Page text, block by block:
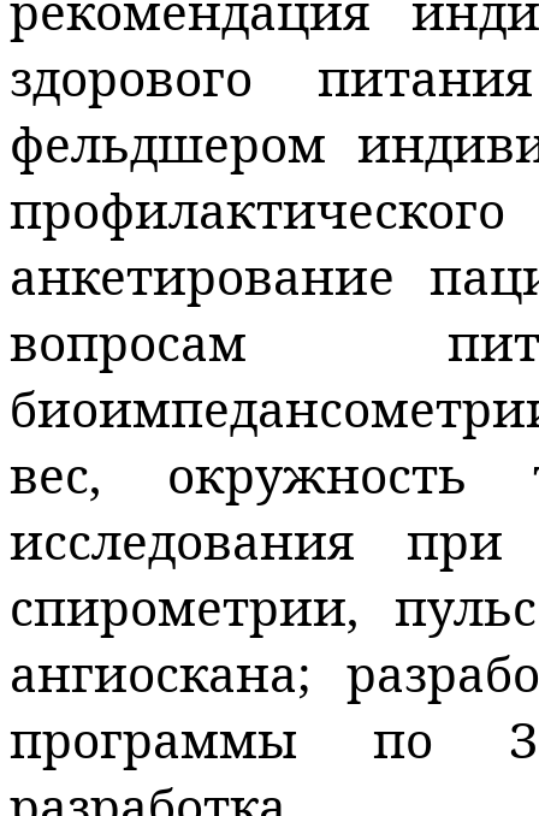
здорового
фельдшером
анкетирование
вопросам
вес, окружность
исследования
спирометрии,
ангиоскана;
программы по